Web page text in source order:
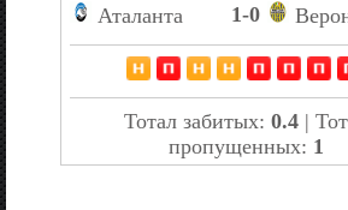
Аталанта
1-0
Тотал забитых:0.4 |
пропущенных: 1